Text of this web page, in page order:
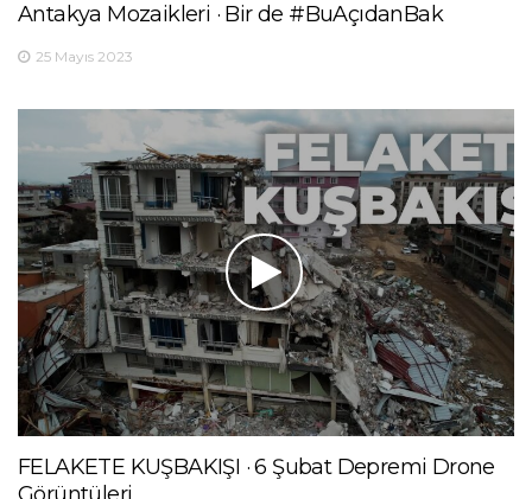
Antakya Mozaikleri · Bir de #BuAçıdanBak
25 Mayıs 2023
FELAKETE KUŞBAKIŞI · 6 Şubat Depremi Drone
Görüntüleri